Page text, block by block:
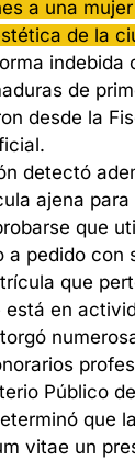
a una
de la
de
desde la
detectó
ajena
que
a pedido con
que
en
Público
que
vitae un